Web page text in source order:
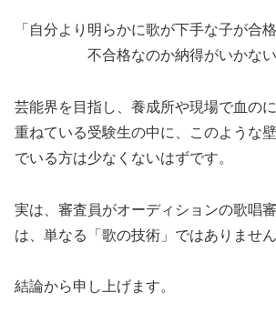
「自分より明らかに歌が下手な子が合
不合格なのか納得がいかな
芸能界を目指し、養成所や現場で血の
重ねている受験生の中に、このような
でいる方は少なくないはずです。
実は、審査員がオーディションの歌唱
は、単なる「歌の技術」ではありません
結論から申し上げます。